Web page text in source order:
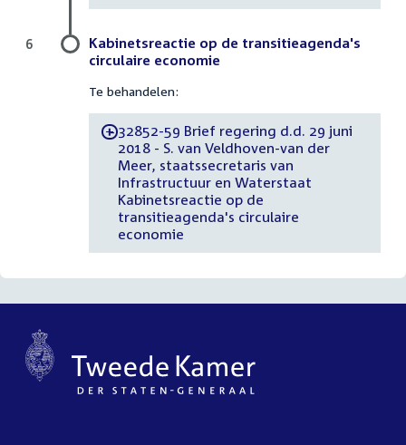
Kabinetsreactie op de transitieagenda's
circulaire economie
Te behandelen:
-32852-59 Brief regering d.d. 29 juni
2018 - S. van Veldhoven-van der
Meer, staatssecretaris van
Infrastructuur en Waterstaat
Kabinetsreactie op de
transitieagenda's circulaire
economie
6